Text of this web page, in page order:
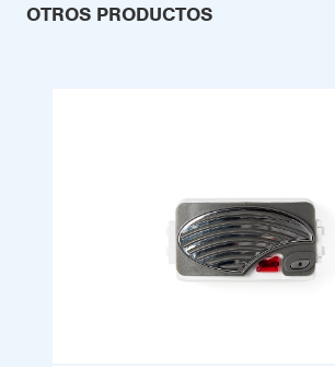
OTROS PRODUCTOS